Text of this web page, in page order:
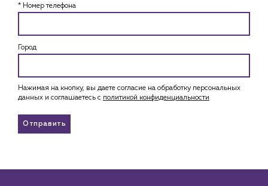
* Номер телефона
Город
Нажимая на кнопку, вы даете согласие на обработку персональных
данных и соглашаетесь c политикой конфиденциальности
Отправить